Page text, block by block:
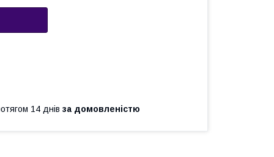
14 днів за домовленістю